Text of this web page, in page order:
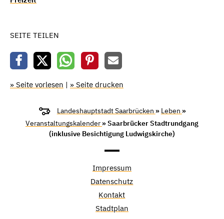
SEITE TEILEN
» Seite vorlesen | » Seite drucken
Landeshauptstadt Saarbrücken » Leben »
Veranstaltungskalender » Saarbrücker Stadtrundgang
(inklusive Besichtigung Ludwigskirche)
Impressum
Datenschutz
Kontakt
Stadtplan